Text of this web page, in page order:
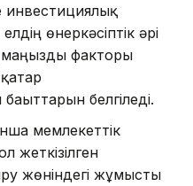
өнеркәсіптік әрі
факторы
белгіледі.
мемлекеттік
жеткізілген
жөніндегі жұмысты